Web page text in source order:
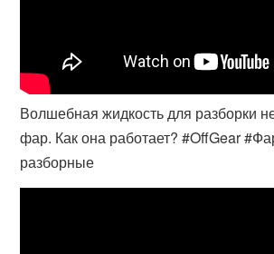
Волшебная жидкость для разборки
фар. Как она работает? #OffGear
разборные